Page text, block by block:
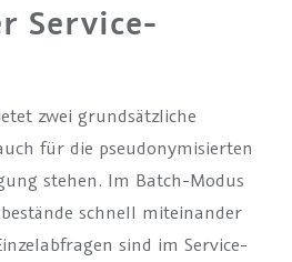
Service-
zwei grundsätzliche
für die pseudonymisierten
stehen. Im Batch-Modus
schnell miteinander
sind im Service-